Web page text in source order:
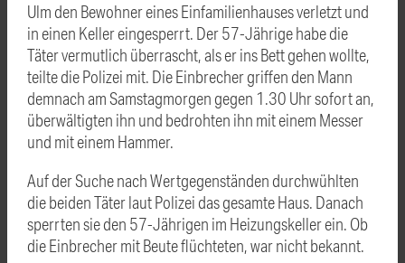
Ulm den Bewohner eines Einfamilienhauses verletzt und
in einen Keller eingesperrt. Der 57-Jährige habe die
Täter vermutlich überrascht, als er ins Bett gehen wollte,
teilte die Polizei mit. Die Einbrecher griffen den Mann
demnach am Samstagmorgen gegen 1.30 Uhr sofort an,
überwältigten ihn und bedrohten ihn mit einem Messer
und mit einem Hammer.
Auf der Suche nach Wertgegenständen durchwühlten
die beiden Täter laut Polizei das gesamte Haus. Danach
sperrten sie den 57-Jährigen im Heizungskeller ein. Ob
die Einbrecher mit Beute flüchteten, war nicht bekannt.